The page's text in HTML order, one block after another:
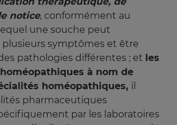
notice, conformément au
une souche peut
plusieurs symptômes et être
pathologies différentes ; et les
à nom de
homéopathiques, il
pharmaceutiques
par les laboratoires